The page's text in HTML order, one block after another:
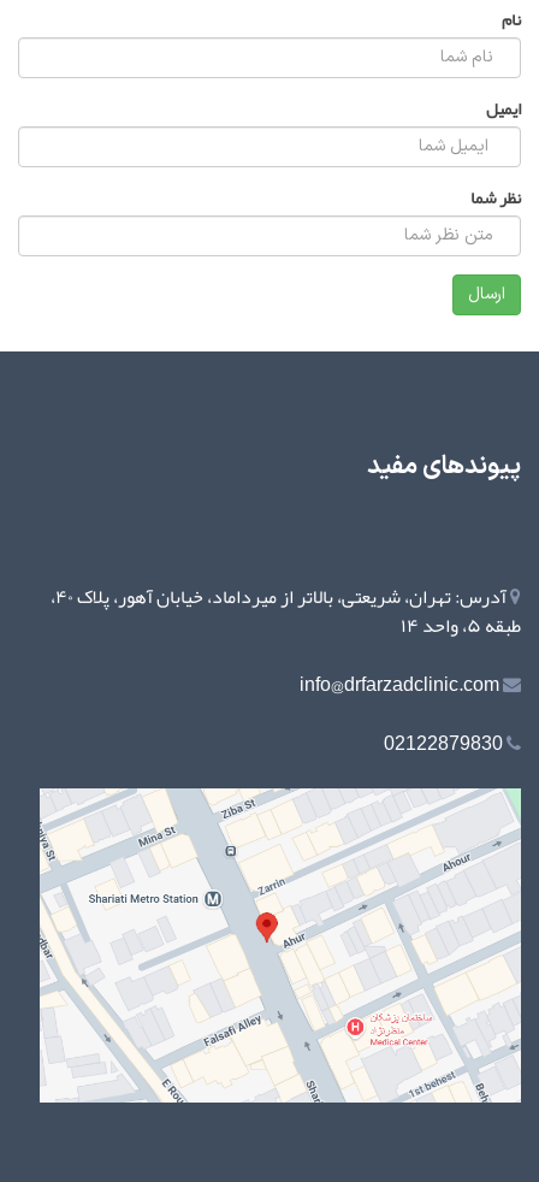
نام
ایمیل
نظر شما
پیوندهای مفید
آدرس: تهران، شریعتی، بالاتر از میرداماد، خیابان آهور، پلاک ۴۰،
طبقه ۵، واحد ۱۴
info@drfarzadclinic.com
02122879830